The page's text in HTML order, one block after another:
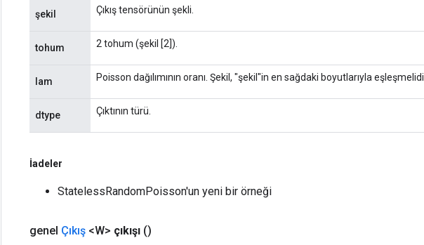
şekil Çıkış tensörünün şekli.
tohum 2 tohum (şekil [2]).
lam Poisson dağılımının oranı. Şekil, "şekil"in en sağdaki boyutlarıyla
dtype Çıktının türü.
İadeler
StatelessRandomPoisson'un yeni bir örneği
genel Çıkış <W> çıkışı ()